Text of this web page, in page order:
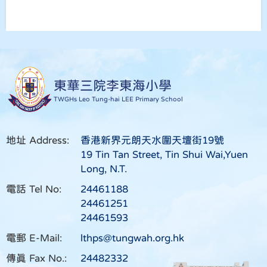
東華三院李東海小學
TWGHs Leo Tung-hai LEE Primary School
地址 Address:
香港新界元朗天水圍天壇街19號
19 Tin Tan Street, Tin Shui Wai,Yuen
Long, N.T.
電話 Tel No:
24461188
24461251
24461593
電郵 E-Mail:
lthps@tungwah.org.hk
傳真 Fax No.:
24482332